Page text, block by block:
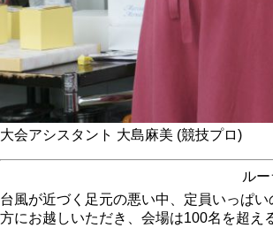
大会アシスタント 大島麻美 (競技プロ)
ル
台風が近づく足元の悪い中、定員いっぱ
方にお越しいただき、会場は100名を超え